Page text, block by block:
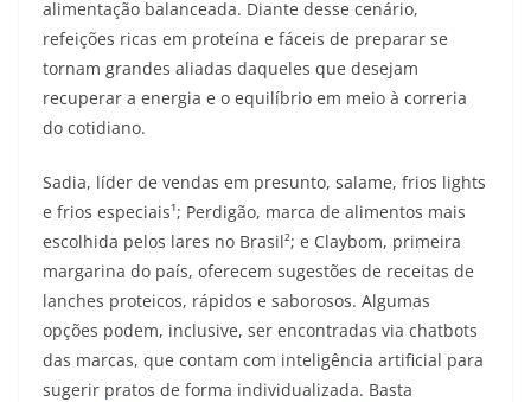
alimentação balanceada. Diante desse cenário,
refeições ricas em proteína e fáceis de preparar se
tornam grandes aliadas daqueles que desejam
recuperar a energia e o equilíbrio em meio à correria
do cotidiano.
Sadia, líder de vendas em presunto, salame, frios lights
e frios especiais¹; Perdigão, marca de alimentos mais
escolhida pelos lares no Brasil²; e Claybom, primeira
margarina do país, oferecem sugestões de receitas de
lanches proteicos, rápidos e saborosos. Algumas
opções podem, inclusive, ser encontradas via chatbots
das marcas, que contam com inteligência artificial para
sugerir pratos de forma individualizada. Basta